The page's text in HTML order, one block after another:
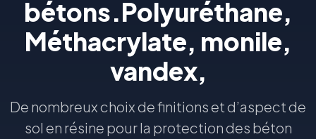
bétons.Polyuréthane,
Méthacrylate, monile,
vandex,
De nombreux choix de finitions et d’aspect de
sol en résine pour la protection des béton